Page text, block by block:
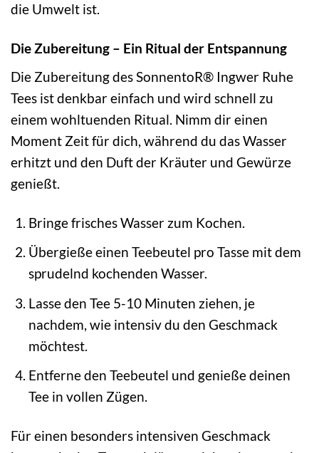
die Umwelt ist.
Die Zubereitung – Ein Ritual der Entspannung
Die Zubereitung des SonnentoR® Ingwer Ruhe
Tees ist denkbar einfach und wird schnell zu
einem wohltuenden Ritual. Nimm dir einen
Moment Zeit für dich, während du das Wasser
erhitzt und den Duft der Kräuter und Gewürze
genießt.
Bringe frisches Wasser zum Kochen.
Übergieße einen Teebeutel pro Tasse mit dem
sprudelnd kochenden Wasser.
Lasse den Tee 5-10 Minuten ziehen, je
nachdem, wie intensiv du den Geschmack
möchtest.
Entferne den Teebeutel und genieße deinen
Tee in vollen Zügen.
Für einen besonders intensiven Geschmack